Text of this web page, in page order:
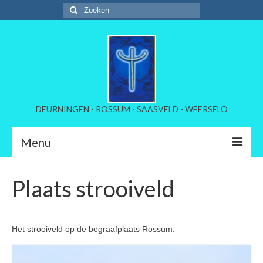
Zoeken
naar:
DEURNINGEN - ROSSUM - SAASVELD - WEERSELO
Menu
Kerkelijke instellinmg
Tarieven per dorp
Plaats strooiveld
Het strooiveld op de begraafplaats Rossum: